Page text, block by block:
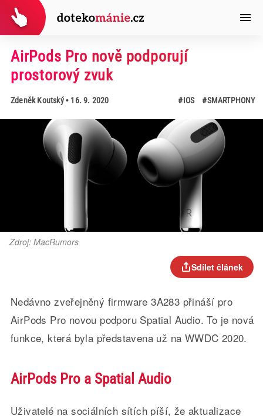
AirPods Pro nově podporují
prostorový zvuk
Zdeněk Koutský• 16. 9. 2020 #IOS #SMARTPHONY
Zdroj: MacRumors
Sdílet článek
Nedávno zveřejněný firmware 3A283 přináší pro
AirPods Pro novou podporu Spatial Audio. To je nová
funkce, která byla představena už na WWDC 2020.
AirPods Pro a Spatial Audio
Uživatelé na sociálních sítích píší, že aktualizace